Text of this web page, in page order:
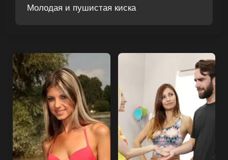
Молодая и пушистая киска